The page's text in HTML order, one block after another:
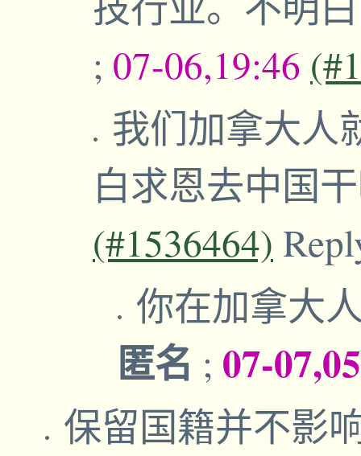
; 07-06,19:46
我们加拿大人
白求恩去中国
(#1536464)
你在加拿大
匿名 ; 07-
保留国籍并不影